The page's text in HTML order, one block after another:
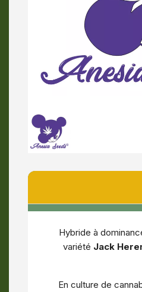
Hybride à
variété Jack
En culture de